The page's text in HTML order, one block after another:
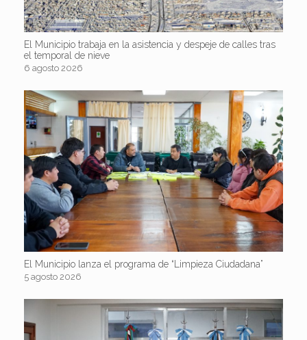
El Municipio trabaja en la asistencia y despeje de calles tras
el temporal de nieve
6 agosto 2026
El Municipio lanza el programa de “Limpieza Ciudadana”
5 agosto 2026